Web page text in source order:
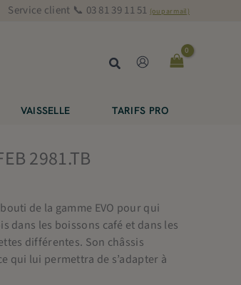
Service client 📞 03 81 39 11 51 (ou par mail)
Rechercher
VAISSELLE TARIFS PRO
2981.TB
de la gamme EVO pour qui
dans les boissons café et dans les
différentes. Son châssis
qui lui permettra de s’adapter à